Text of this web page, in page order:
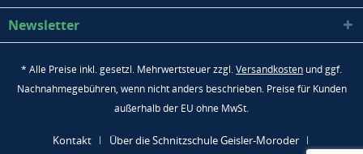
Newsletter
* Alle Preise inkl. gesetzl. Mehrwertsteuer zzgl.Versandkosten und ggf.
Nachnahmegebühren, wenn nicht anders beschrieben. Preise für Kunden
außerhalb der EU ohne MwSt.
Kontakt Über die Schnitzschule Geisler-Moroder